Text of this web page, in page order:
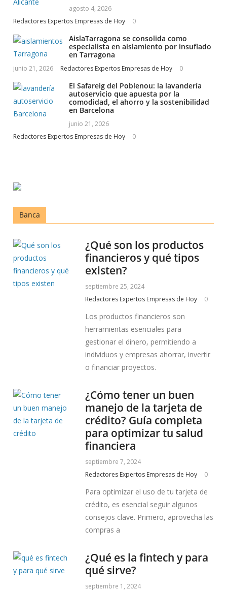
agosto 4, 2026
Redactores Expertos Empresas de Hoy
0
AislaTarragona se consolida como
especialista en aislamiento por insuflado
en Tarragona
junio 21, 2026 Redactores Expertos Empresas de Hoy 0
El Safareig del Poblenou: la lavandería
autoservicio que apuesta por la
comodidad, el ahorro y la sostenibilidad
en Barcelona
junio 21, 2026
Redactores Expertos Empresas de Hoy
0
Banca
¿Qué son los productos
financieros y qué tipos
existen?
septiembre 25, 2024
Redactores Expertos Empresas de Hoy
0
Los productos financieros son
herramientas esenciales para
gestionar el dinero, permitiendo a
individuos y empresas ahorrar, invertir
o financiar proyectos.
¿Cómo tener un buen
manejo de la tarjeta de
crédito? Guía completa
para optimizar tu salud
financiera
septiembre 7, 2024
Redactores Expertos Empresas de Hoy
0
Para optimizar el uso de tu tarjeta de
crédito, es esencial seguir algunos
consejos clave. Primero, aprovecha las
compras a
¿Qué es la fintech y para
qué sirve?
septiembre 1, 2024